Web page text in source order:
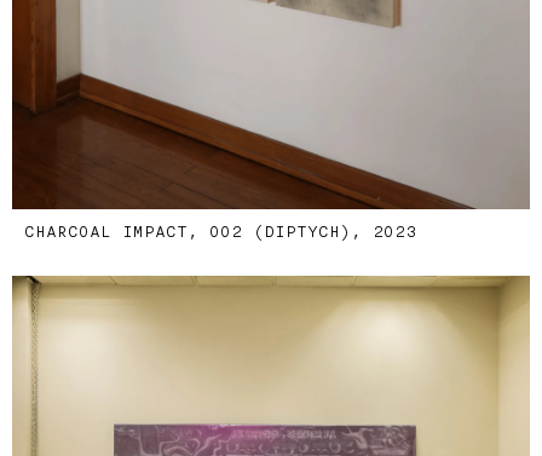
CHARCOAL IMPACT, 002 (DIPTYCH), 2023